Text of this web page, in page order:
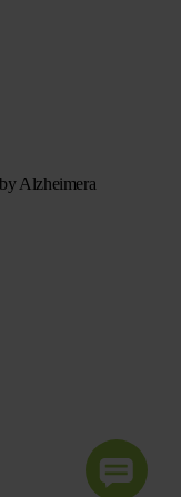
Alzheimera
przez systemy AI do celów